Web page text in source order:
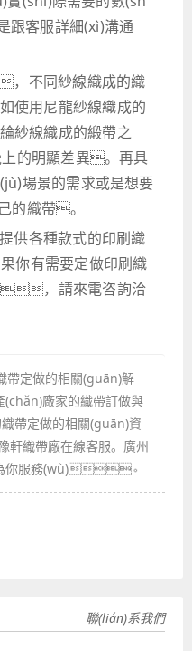
跟客服詳細(xì)溝通
不同紗線織成的織
使用尼龍紗線織成的
線織成的緞帶之
的明顯差異。再具
場景的需求或是想要
的織帶。
供各種款式的印刷織
有需要定做印刷織
，請來電咨詢洽
帶定做的相關(guān)解
廠家的織帶訂做與
帶定做的相關(guān)資
織帶廠在線客服。廣州
你服務(wù)。
聯(lián)系我們